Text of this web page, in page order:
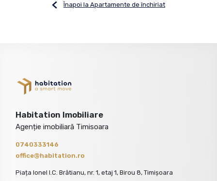
Înapoi la Apartamente de închiriat
Habitation Imobiliare
Agenție imobiliară Timisoara
0740333146
office@habitation.ro
Piața Ionel I.C. Brătianu, nr. 1, etaj 1, Birou 8, Timișoara